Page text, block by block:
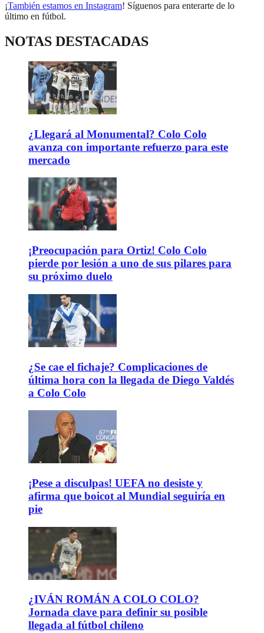
¡También estamos en Instagram! Síguenos para enterarte de lo
último en fútbol.
NOTAS DESTACADAS
¿Llegará al Monumental? Colo Colo
avanza con importante refuerzo para este
mercado
¡Preocupación para Ortiz! Colo Colo
pierde por lesión a uno de sus pilares para
su próximo duelo
¿Se cae el fichaje? Complicaciones de
última hora con la llegada de Diego Valdés
a Colo Colo
¡Pese a disculpas! UEFA no desiste y
afirma que boicot al Mundial seguiría en
pie
¿IVÁN ROMÁN A COLO COLO?
Jornada clave para definir su posible
llegada al fútbol chileno